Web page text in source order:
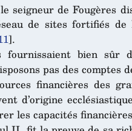
seigneur de Fougères
de sites fortifiés
].
fournissaient bien sûr
pas des
financières des
d’origine
les capacités